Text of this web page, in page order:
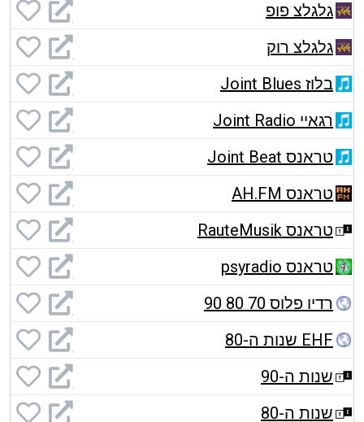
גלגלצ פופ
גלגלצ רוק
בלוז Joint Blues
רגאיי Joint Radio
טראנס Joint Beat
טראנס AH.FM
טראנס RauteMusik
טראנס psyradio
רדיו פלוס 70 80 90
EHF שנות ה-80
שנות ה-90
שנות ה-80